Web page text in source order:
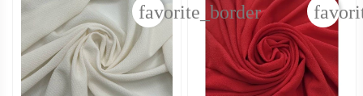
favorite_border